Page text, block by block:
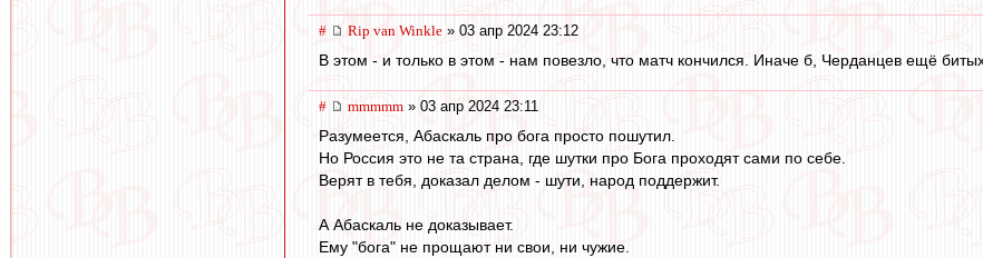
# Rip van Winkle » 03 апр 2024 23:12
В этом - и только в этом - нам повезло, что матч кончился. Иначе б, Черданцев ещё
# mmmmm » 03 апр 2024 23:11
Разумеется, Абаскаль про бога просто пошутил.
Но Россия это не та страна, где шутки про Бога проходят сами по себе.
Верят в тебя, доказал делом - шути, народ поддержит.
А Абаскаль не доказывает.
Ему "бога" не прощают ни свои, ни чужие.